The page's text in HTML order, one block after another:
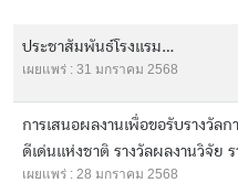
ประชาสัมพันธ์โรงแรม...
เผยแพร่ : 31 มกราคม 2568
การเสนอผลงานเพื่อขอรับรางวัล
ดีเด่นแห่งชาติ รางวัลผลงานวิจัย
เผยแพร่ : 28 มกราคม 2568